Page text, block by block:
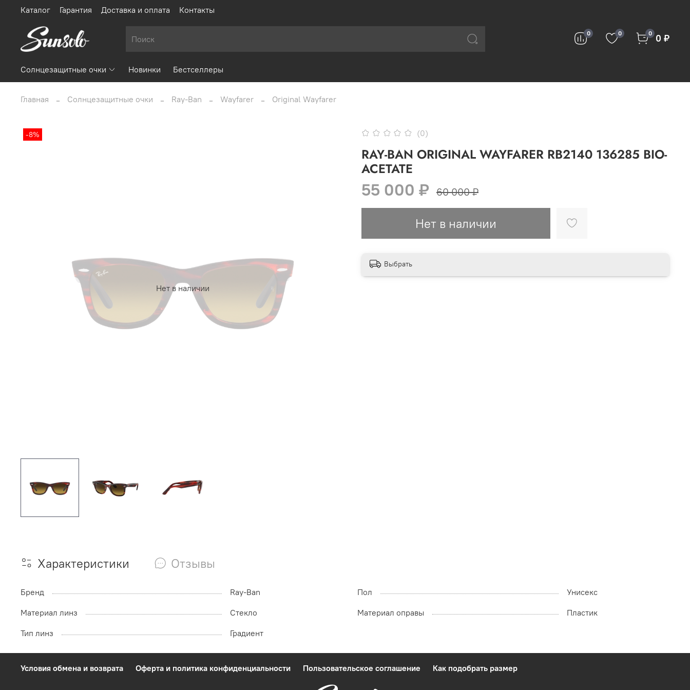
Каталог Гарантия Доставка и оплата Контакты
0 0 0 0 ₽
Солнцезащитные очки Новинки Бестселлеры
Главная Солнцезащитные очки Ray-Ban Wayfarer Original Wayfarer
Нет в наличии
-8% (0)
RAY-BAN ORIGINAL WAYFARER RB2140 136285 BIO-
ACETATE
55 000 ₽ 60 000 ₽
Нет в наличии
Выбрать
Характеристики Отзывы
Бренд Ray-Ban Пол
Унисекс
Материал линз
Стекло Материал оправы
Пластик
Тип линз
Градиент
Условия обмена и возврата Оферта и политика конфиденциальности Пользовательское соглашение Как подобрать размер